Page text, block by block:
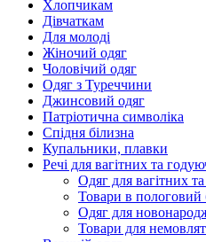
Хлопчикам
Дівчаткам
Для молоді
Жіночий одяг
Чоловічий одяг
Одяг з Туреччини
Джинсовий одяг
Патріотична символіка
Спідня білизна
Купальники, плавки
Речі для вагітних та
Одяг для вагітних
Товари в пологовий
Одяг для
Товари для немовлят